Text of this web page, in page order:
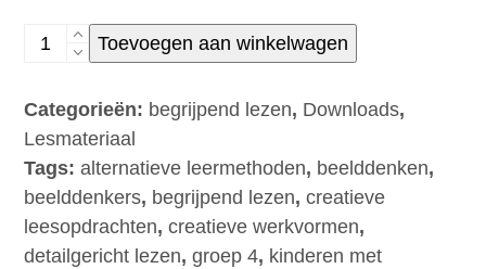
Begrijpend
aanpakken
Toevoegen aan winkelwagen
Categorieën: begrijpend lezen, Downloads,
Lesmateriaal
Tags:alternatieve leermethoden, beelddenken,
beelddenkers, begrijpend lezen,creatieve
leesopdrachten,creatieve werkvormen,
detailgericht lezen,groep 4, kinderen met